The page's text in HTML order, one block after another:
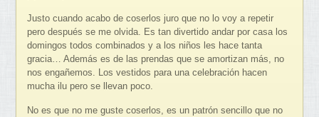
Justo cuando acabo de coserlos juro que no lo voy a repetir
pero después se me olvida. Es tan divertido andar por casa los
domingos todos combinados y a los niños les hace tanta
gracia… Además es de las prendas que se amortizan más, no
nos engañemos. Los vestidos para una celebración hacen
mucha ilu pero se llevan poco.
No es que no me guste coserlos, es un patrón sencillo que no